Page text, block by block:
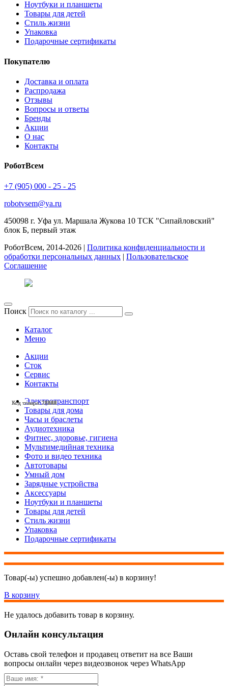
Код товара: 28518
Код товара: 28517
Код товара: 28340
Код товара: 28253
Код товара: 28251
Код товара: 28249
Код товара: 28243
Код товара: 28061
Код товара: 27734
Код товара: 27663
Код товара: 27140
Код товара: 27138
Ноутбуки и планшеты
Товары для детей
Стиль жизни
Упаковка
Подарочные сертификаты
Покупателю
Доставка и оплата
Распродажа
Отзывы
Вопросы и ответы
Бренды
Акции
О нас
Контакты
РоботВсем
+7 (905) 000 - 25 - 25
robotvsem@ya.ru
450098 г. Уфа ул. Маршала Жукова 10 ТСК "Сипайловский"
блок Б, первый этаж
РоботВсем, 2014-2026 | Политика конфиденциальности и
обработки персональных данных | Пользовательское
Соглашение
Поиск
Каталог
Меню
Акции
Сток
Сервис
Контакты
Электротранспорт
Товары для дома
Часы и браслеты
Аудиотехника
Фитнес, здоровье, гигиена
Мультимедийная техника
Фото и видео техника
Автотовары
Умный дом
Зарядные устройства
Аксессуары
Ноутбуки и планшеты
Товары для детей
Стиль жизни
Упаковка
Подарочные сертификаты
Товар(-ы) успешно добавлен(-ы) в корзину!
В корзину
Не удалось добавить товар в корзину.
Онлайн консультация
Оставь свой телефон и продавец ответит на все Ваши
вопросы онлайн через видеозвонок через WhatsApp